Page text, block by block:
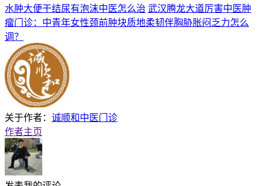
水肿大便干结尿有泡沫中医怎么治 武汉腾龙大道厉害中医肿
瘤门诊：中青年女性颈前肿块质地柔韧伴胸胁胀闷乏力怎么
调？
关于作者： 诚顺和中医门诊
作者主页